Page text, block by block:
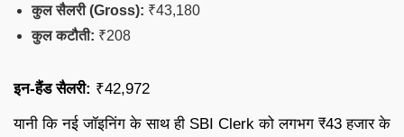
कुल सैलरी (Gross): ₹43,180
कुल कटौती: ₹208
इन-हैंड सैलरी: ₹42,972
यानी कि नई जॉइनिंग के साथ ही SBI Clerk को लगभग ₹43 हजार के